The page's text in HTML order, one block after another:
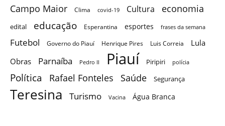
Campo Maior Clima covid-19 Cultura economia
edital educação Esperantina esportes frases da semana
Futebol Governo do Piauí Henrique Pires Luis Correia
Lula
Obras
Parnaíba Pedro II Piauí Piripiri polícia
Política Rafael Fonteles Saúde Segurança
Teresina Turismo Vacina Água Branca